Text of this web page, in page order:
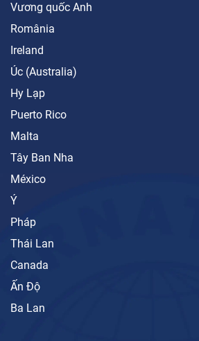
Vương quốc Anh
România
Ireland
Úc (Australia)
Hy Lạp
Puerto Rico
Malta
Tây Ban Nha
México
Ý
Pháp
Thái Lan
Canada
Ấn Độ
Ba Lan